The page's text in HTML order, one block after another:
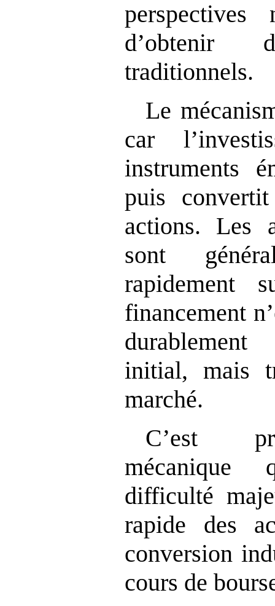
perspectives
d’obtenir
traditionnels.
Le
car l’
instruments
puis
actions. Les
sont
rapidement
financement n’
initial, mais
marché.
C’est
mécanique
difficulté
rapide des
conversion
cours de